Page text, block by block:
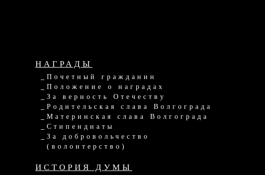
НАГРАДЫ
Почетный гражданин
Положение о наградах
За верность Отечеству
Родительская слава Волгограда
Материнская слава Волгограда
Стипендиаты
За добровольчество
(волонтерство)
ИСТОРИЯ ДУМЫ